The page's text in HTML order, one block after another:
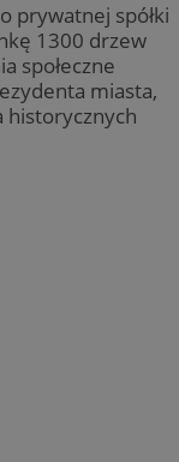
prywatnej spółki
1300 drzew
społeczne
miasta,
historycznych